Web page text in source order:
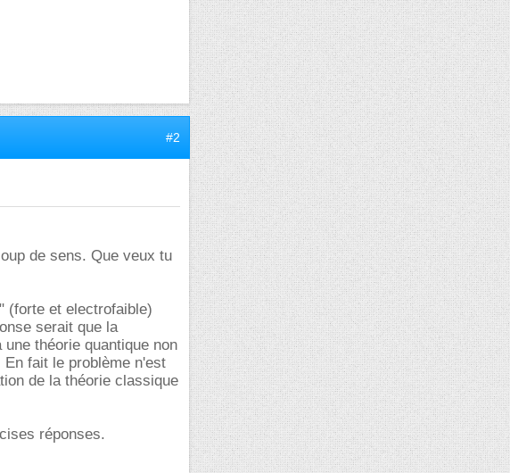
#2
de sens. Que veux tu
(forte et electrofaible)
serait que la
théorie quantique non
fait le problème n'est
de la théorie classique
réponses.